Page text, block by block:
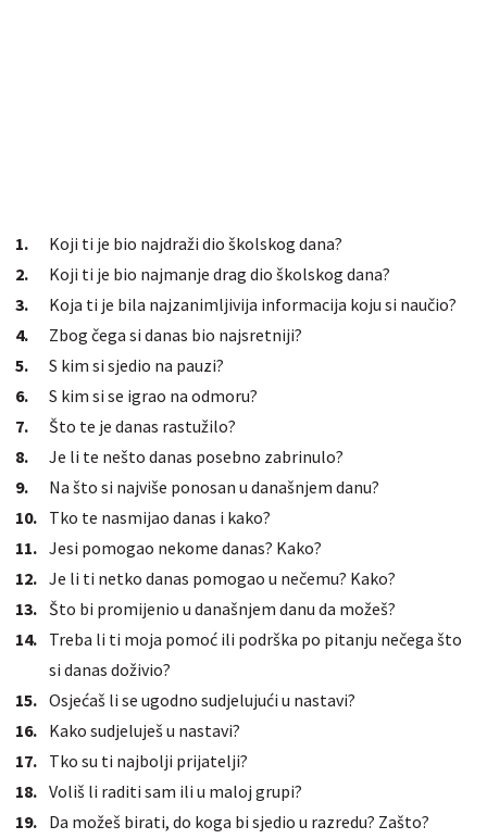
Koji ti je bio najdraži dio školskog dana?
Koji ti je bio najmanje drag dio školskog dana?
Koja ti je bila najzanimljivija informacija koju si naučio?
Zbog čega si danas bio najsretniji?
S kim si sjedio na pauzi?
S kim si se igrao na odmoru?
Što te je danas rastužilo?
Je li te nešto danas posebno zabrinulo?
Na što si najviše ponosan u današnjem danu?
Tko te nasmijao danas i kako?
Jesi pomogao nekome danas? Kako?
Je li ti netko danas pomogao u nečemu? Kako?
Što bi promijenio u današnjem danu da možeš?
Treba li ti moja pomoć ili podrška po pitanju nečega što
si danas doživio?
Osjećaš li se ugodno sudjelujući u nastavi?
Kako sudjeluješ u nastavi?
Tko su ti najbolji prijatelji?
Voliš li raditi sam ili u maloj grupi?
Da možeš birati, do koga bi sjedio u razredu? Zašto?